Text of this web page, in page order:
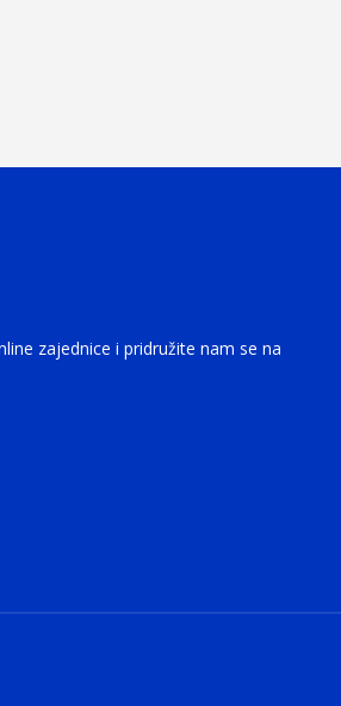
zajednice i pridružite nam se na